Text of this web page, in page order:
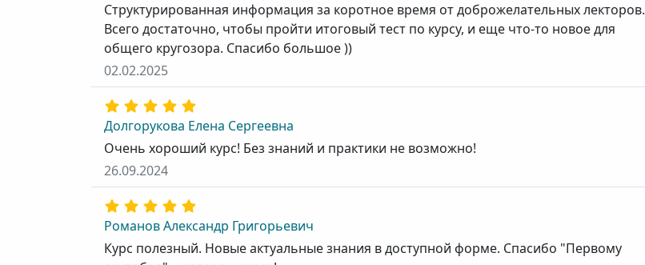
Структурированная информация за коротное время от доброжелательных лекторов.
Всего достаточно, чтобы пройти итоговый тест по курсу, и еще что-то новое для
общего кругозора. Спасибо большое ))
02.02.2025
Долгорукова Елена Сергеевна
Очень хороший курс! Без знаний и практики не возможно!
26.09.2024
Романов Александр Григорьевич
Курс полезный. Новые актуальные знания в доступной форме. Спасибо "Первому